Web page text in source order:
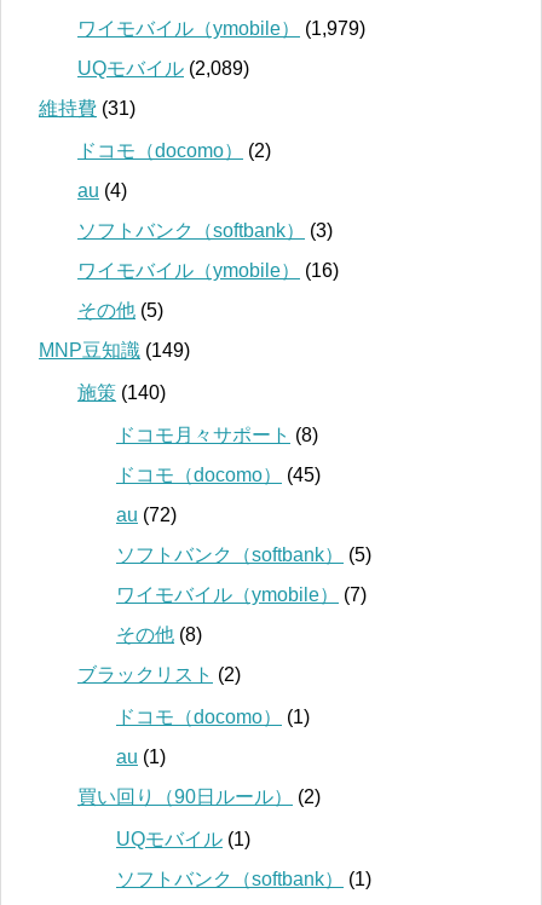
ワイモバイル（ymobile）
(1,979)
UQモバイル (2,089)
維持費 (31)
ドコモ（docomo）
(2)
au (4)
ソフトバンク（softbank）
(3)
ワイモバイル（ymobile）
(16)
その他 (5)
MNP豆知識 (149)
施策 (140)
ドコモ月々サポート (8)
ドコモ（docomo）
(45)
au (72)
ソフトバンク（softbank）
(5)
ワイモバイル（ymobile）
(7)
その他 (8)
ブラックリスト (2)
ドコモ（docomo）
(1)
au (1)
買い回り（90日ルール）
(2)
UQモバイル (1)
ソフトバンク（softbank）
(1)